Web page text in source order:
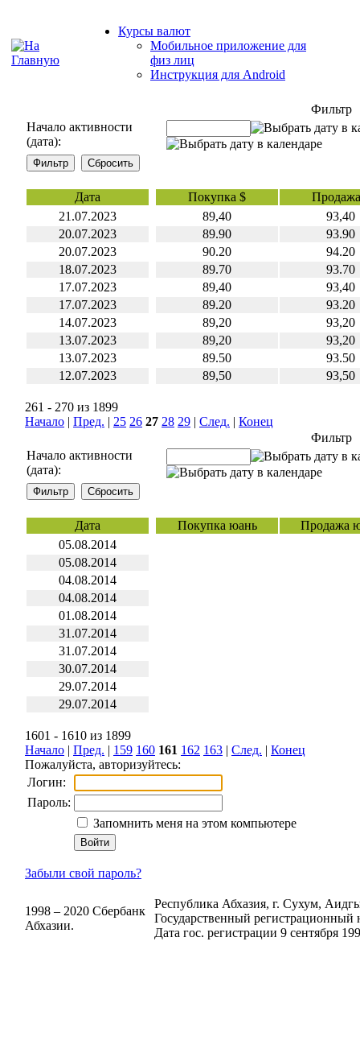
Курсы валют
Мобильное приложение для
физ лиц
Инструкция для Android
Фильтр
Начало активности
(дата):
Дата Покупка $
21.07.2023
89,40
93,40
20.07.2023
89.90
93.90
20.07.2023
90.20
94.20
18.07.2023
89.70
93.70
17.07.2023
89,40
93,40
17.07.2023
89.20
93.20
14.07.2023
89,20
93,20
13.07.2023
89,20
93,20
13.07.2023
89.50
93.50
12.07.2023
89,50 93,50
261 - 270 из 1899
Начало | Пред. | 25 26 27 28 29 | След. | Конец
Фильтр
Начало активности
(дата):
Дата Покупка юань
Продажа
05.08.2014
05.08.2014
04.08.2014
04.08.2014
01.08.2014
31.07.2014
31.07.2014
30.07.2014
29.07.2014
29.07.2014
1601 - 1610 из 1899
Начало | Пред. | 159 160 161 162 163 | След. | Конец
Пожалуйста, авторизуйтесь:
Логин:
Пароль:
Запомнить меня на этом компьютере
Забыли свой пароль?
1998 – 2020 Сбербанк
Абхазии.
Республика Абхазия, г. Сухум,
Государственный регистрационный
Дата гос. регистрации 9 сентября